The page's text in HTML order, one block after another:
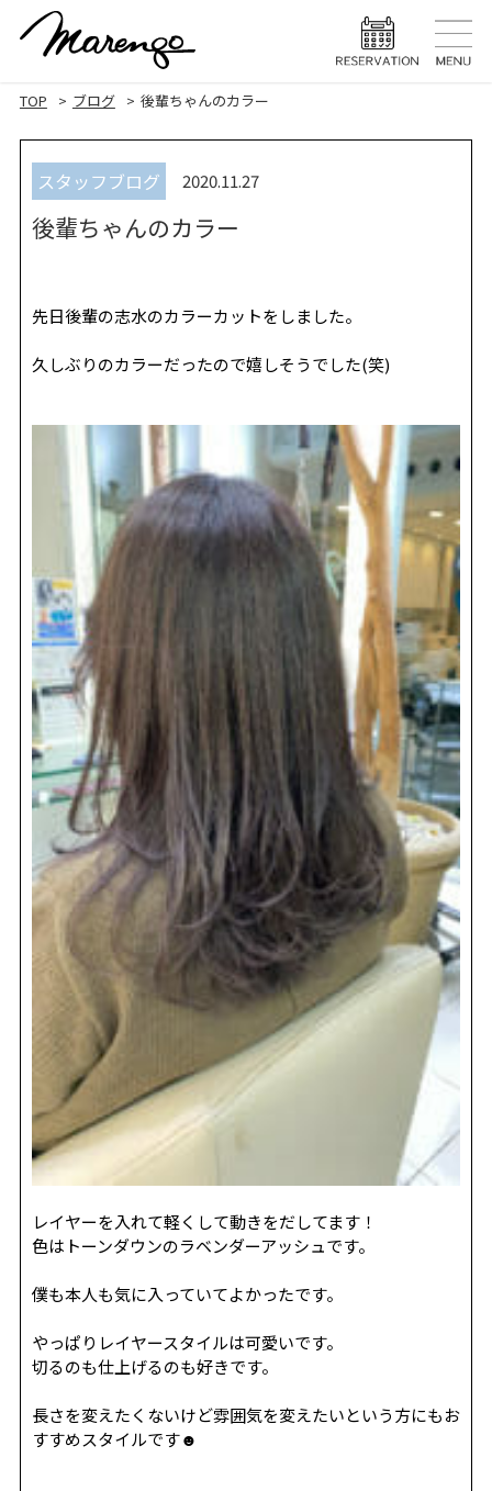
MENU メニュー
BLOG ブログ
REVIEW レビュー
SALON INFO 店舗情報
RECRUIT 採用情報
お電話でご予約
TOP ブログ 後輩ちゃんのカラー
スタッフブログ 2020.11.27
後輩ちゃんのカラー
先日後輩の志水のカラーカットをしました。
久しぶりのカラーだったので嬉しそうでした(笑)
レイヤーを入れて軽くして動きをだしてます！
色はトーンダウンのラベンダーアッシュです。
僕も本人も気に入っていてよかったです。
やっぱりレイヤースタイルは可愛いです。
切るのも仕上げるのも好きです。
長さを変えたくないけど雰囲気を変えたいという方にもお
すすめスタイルです☻